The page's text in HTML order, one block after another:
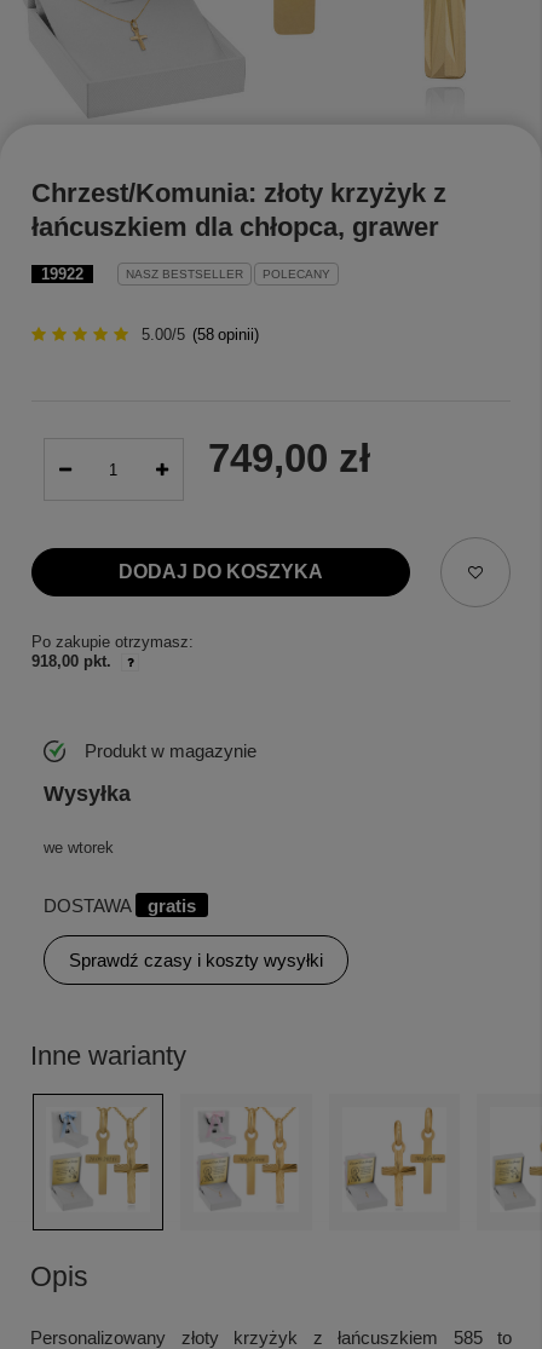
19922 NASZ BESTSELLER POLECANY
Chrzest/Komunia: złoty krzyżyk z
łańcuszkiem dla chłopca, grawer
5.00/5 (58 opinii)
749,00 zł
DODAJ DO KOSZYKA
Po zakupie otrzymasz:
918,00 pkt.
Produkt w magazynie
Wysyłka
we wtorek
DOSTAWA gratis
Sprawdź czasy i koszty wysyłki
Inne warianty
Opis
Personalizowany złoty krzyżyk z łańcuszkiem 585 to